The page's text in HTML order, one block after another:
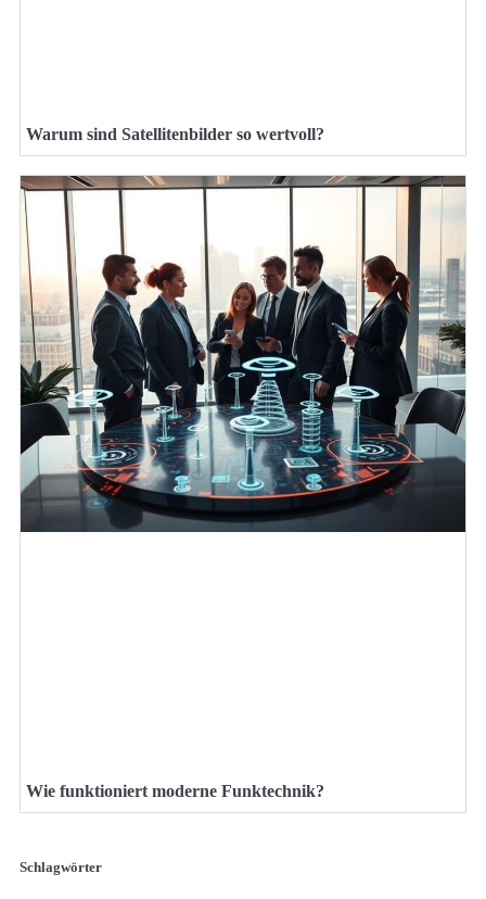
Warum sind Satellitenbilder so wertvoll?
Wie funktioniert moderne Funktechnik?
Schlagwörter